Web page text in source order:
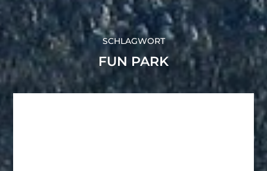
SCHLAGWORT
FUN PARK